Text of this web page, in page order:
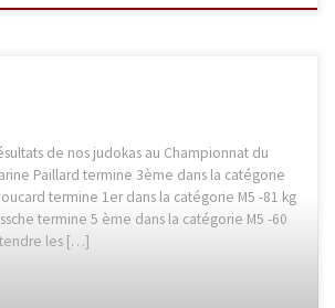
de nos judokas au Championnat du
Paillard termine 3ème dans la catégorie
termine 1er dans la catégorie M5 -81 kg
termine 5 ème dans la catégorie M5 -60
les […]